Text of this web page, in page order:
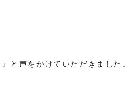
と声をかけていただきました。